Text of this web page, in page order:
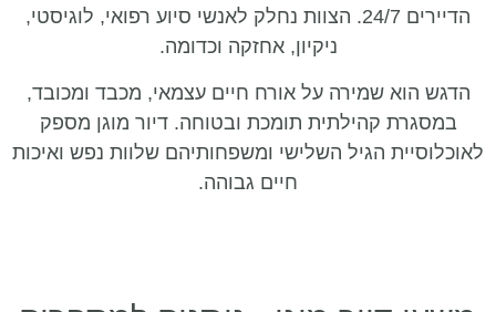
הדיירים 24/7. הצוות נחלק לאנשי סיוע רפואי, לוגיסטי,
ניקיון, אחזקה וכדומה.
הדגש הוא שמירה על אורח חיים עצמאי, מכבד ומכובד,
במסגרת קהילתית תומכת ובטוחה. דיור מוגן מספק
לאוכלוסיית הגיל השלישי ומשפחותיהם שלוות נפש ואיכות
חיים גבוהה.